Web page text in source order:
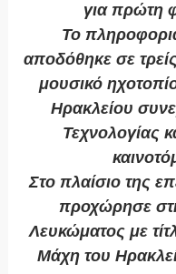
για πρώτη
Το
αποδόθηκε σε
μουσικό
Ηρακλείου
Τεχνολογίας
Στο πλαίσιο της
προχώρησε
Λευκώματος με
Μάχη του